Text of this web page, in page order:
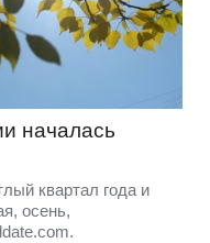
началась
квартал года и
осень,